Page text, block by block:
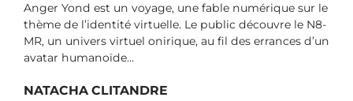
Anger Yond est un voyage, une fable numérique sur le
thème de l’identité virtuelle. Le public découvre le N8-
MR, un univers virtuel onirique, au fil des errances d’un
avatar humanoïde…
NATACHA CLITANDRE